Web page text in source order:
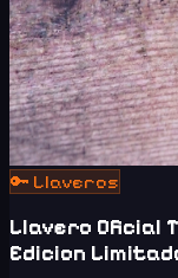
🔑 Llaveros
Llavero Oficial
Edicion